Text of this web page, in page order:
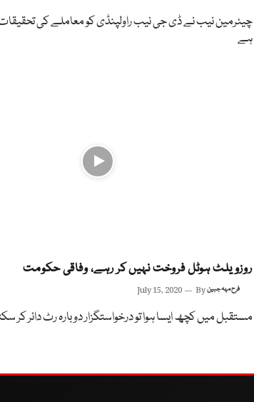
چیئرمین نیب نے ڈی جی نیب راولپنڈی کو معاملے کی تحقیقات
ہے
روزویلٹ ہوٹل فروخت نہیں کر رہے، وفاقی حکومت
July 15, 2020 Byفرح مہہ جبین
مستقبل میں کچھ ایسا ہوا تو درخواستگزار دوبارہ رٹ دائر کر